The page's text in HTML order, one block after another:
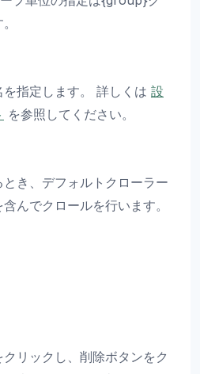
指定します。 詳しくは 設
を参照してください。
き、デフォルトクローラー
んでクロールを行います。
リックし、削除ボタンをク